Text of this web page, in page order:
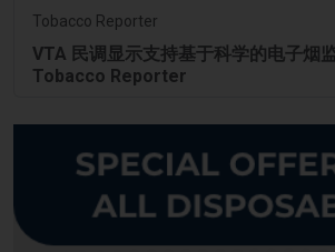
Tobacco Reporter
VTA 民调显示支持基于科学的电子烟
Tobacco Reporter